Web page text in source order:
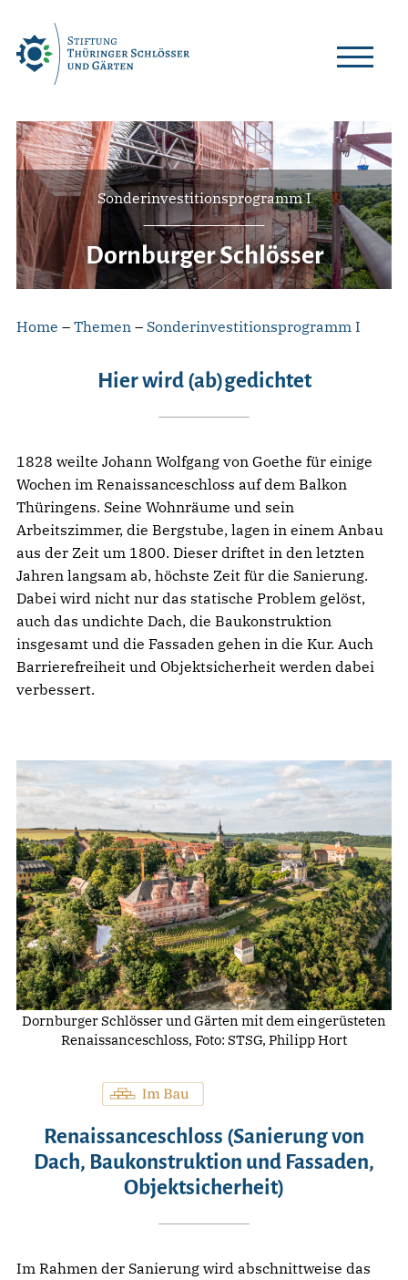
content
Sonderinvestitionsprogramm I
Dornburger Schlösser
Home – Themen – Sonderinvestitionsprogramm I
Hier wird (ab)gedichtet
1828 weilte Johann Wolfgang von Goethe für einige
Wochen im Renaissanceschloss auf dem Balkon
Thüringens. Seine Wohnräume und sein
Arbeitszimmer, die Bergstube, lagen in einem Anbau
aus der Zeit um 1800. Dieser driftet in den letzten
Jahren langsam ab, höchste Zeit für die Sanierung.
Dabei wird nicht nur das statische Problem gelöst,
auch das undichte Dach, die Baukonstruktion
insgesamt und die Fassaden gehen in die Kur. Auch
Barrierefreiheit und Objektsicherheit werden dabei
verbessert.
Dornburger Schlösser und Gärten mit dem eingerüsteten
Renaissanceschloss, Foto: STSG, Philipp Hort
Renaissanceschloss (Sanierung von
Dach, Baukonstruktion und Fassaden,
Objektsicherheit)
Im Rahmen der Sanierung wird abschnittweise das